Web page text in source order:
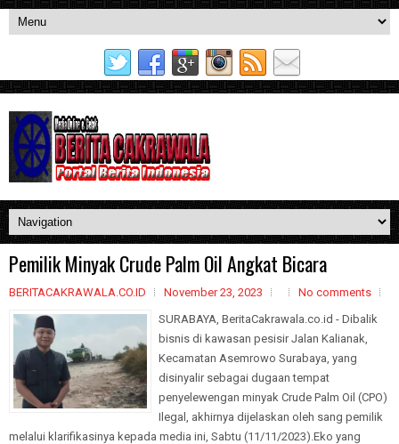
Pemilik Minyak Crude Palm Oil Angkat Bicara
BERITACAKRAWALA.CO.ID November 23, 2023
No comments
SURABAYA, BeritaCakrawala.co.id - Dibalik
bisnis di kawasan pesisir Jalan Kalianak,
Kecamatan Asemrowo Surabaya, yang
disinyalir sebagai dugaan tempat
penyelewengan minyak Crude Palm Oil (CPO)
Ilegal, akhirnya dijelaskan oleh sang pemilik
melalui klarifikasinya kepada media ini, Sabtu (11/11/2023).Eko yang